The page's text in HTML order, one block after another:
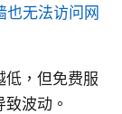
也无法访问网
低，但免费服
波动。